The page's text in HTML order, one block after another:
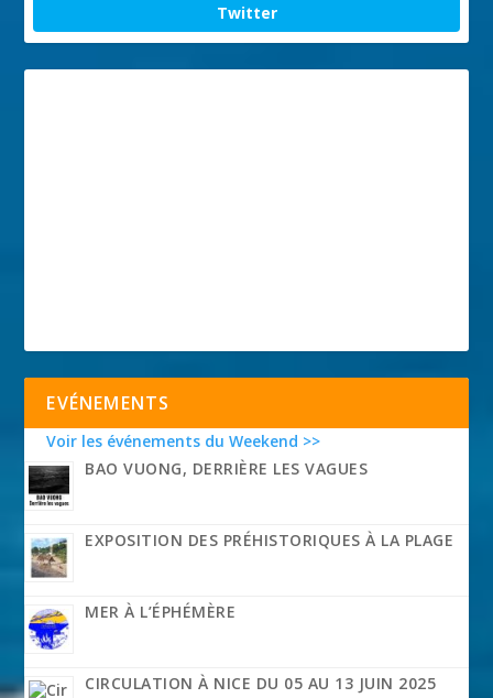
Twitter
EVÉNEMENTS
Voir les événements du Weekend >>
BAO VUONG, DERRIÈRE LES VAGUES
EXPOSITION DES PRÉHISTORIQUES À LA PLAGE
MER À L’ÉPHÉMÈRE
CIRCULATION À NICE DU 05 AU 13 JUIN 2025